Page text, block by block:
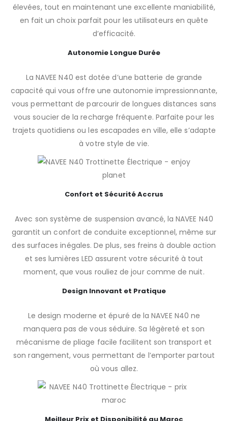
élevées, tout en maintenant une excellente maniabilité,
en fait un choix parfait pour les utilisateurs en quête
d’efficacité.
Autonomie Longue Durée
La NAVEE N40 est dotée d’une batterie de grande
capacité qui vous offre une autonomie impressionnante,
vous permettant de parcourir de longues distances sans
vous soucier de la recharge fréquente. Parfaite pour les
trajets quotidiens ou les escapades en ville, elle s’adapte
à votre style de vie.
Confort et Sécurité Accrus
Avec son système de suspension avancé, la NAVEE N40
garantit un confort de conduite exceptionnel, même sur
des surfaces inégales. De plus, ses freins à double action
et ses lumières LED assurent votre sécurité à tout
moment, que vous rouliez de jour comme de nuit.
Design Innovant et Pratique
Le design moderne et épuré de la NAVEE N40 ne
manquera pas de vous séduire. Sa légèreté et son
mécanisme de pliage facile facilitent son transport et
son rangement, vous permettant de l’emporter partout
où vous allez.